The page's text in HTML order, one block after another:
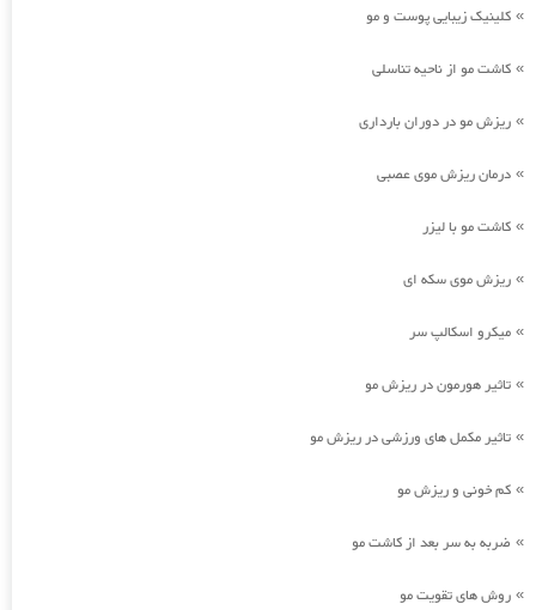
» کلینیک زیبایی پوست و مو
» کاشت مو از ناحیه تناسلی
» ریزش مو در دوران بارداری
» درمان ریزش موی عصبی
» کاشت مو با لیزر
» ریزش موی سکه ای
» میکرو اسکالپ سر
» تاثیر هورمون در ریزش مو
» تاثیر مکمل های ورزشی در ریزش مو
» کم خونی و ریزش مو
» ضربه به سر بعد از کاشت مو
» روش های تقویت مو